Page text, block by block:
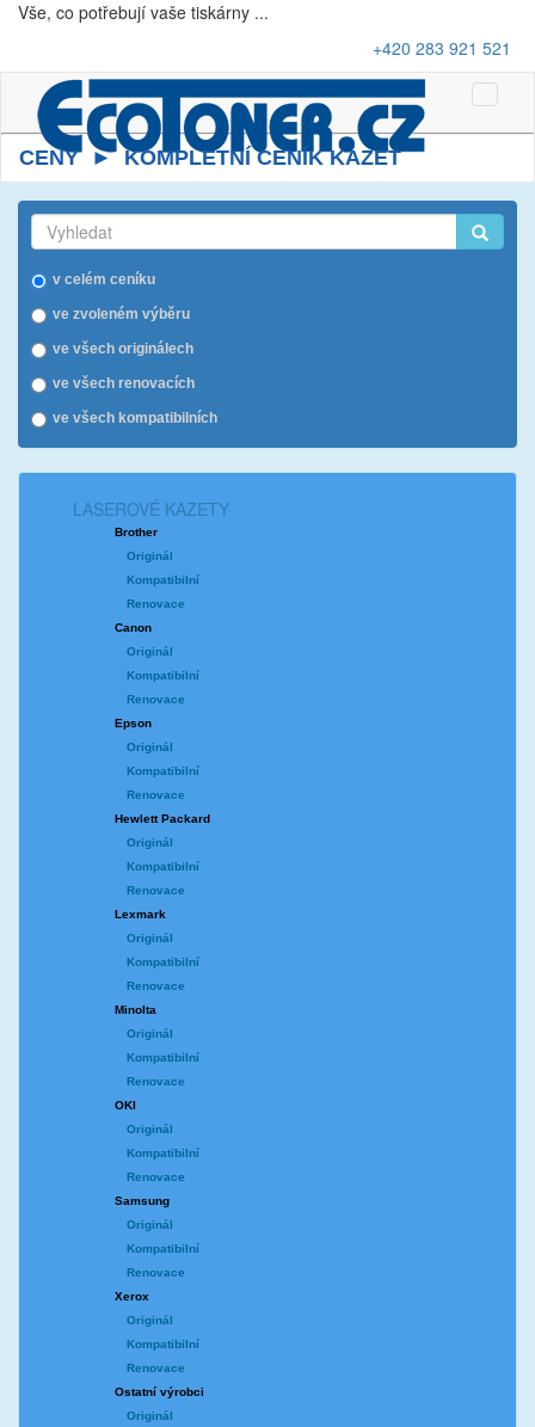
Vše, co potřebují vaše tiskárny ...
+420 283 921 521
Toggle
CENY ► KOMPLETNÍ CENÍK KAZET
v celém ceníku
ve zvoleném výběru
ve všech originálech
ve všech renovacích
ve všech kompatibilních
LASEROVÉ KAZETY
Brother
Originál
Kompatibilní
Renovace
Canon
Originál
Kompatibilní
Renovace
Epson
Originál
Kompatibilní
Renovace
Hewlett Packard
Originál
Kompatibilní
Renovace
Lexmark
Originál
Kompatibilní
Renovace
Minolta
Originál
Kompatibilní
Renovace
OKI
Originál
Kompatibilní
Renovace
Samsung
Originál
Kompatibilní
Renovace
Xerox
Originál
Kompatibilní
Renovace
Ostatní výrobci
Originál